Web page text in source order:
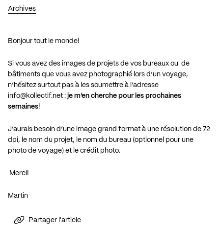
Archives
Bonjour tout le monde!
Si vous avez des images de projets de vos bureaux ou de
bâtiments que vous avez photographié lors d’un voyage,
n’hésitez surtout pas à les soumettre à l’adresse
info@kollectif.net : je m’en cherche pour les prochaines
semaines!
J’aurais besoin d’une image grand format à une résolution de 72
dpi, le nom du projet, le nom du bureau (optionnel pour une
photo de voyage) et le crédit photo.
Merci!
Martin
Partager l'article